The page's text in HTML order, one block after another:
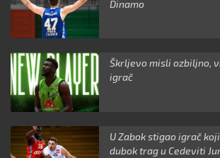
Dinamo
Škrljevo misli ozbiljno,
igrač
U Zabok stigao igrač
dubok trag u Cedeviti